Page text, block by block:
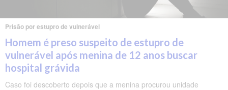
Prisão por estupro de vulnerável
Homem é preso suspeito de estupro de
vulnerável após menina de 12 anos buscar
hospital grávida
Caso foi descoberto depois que a menina procurou unidade